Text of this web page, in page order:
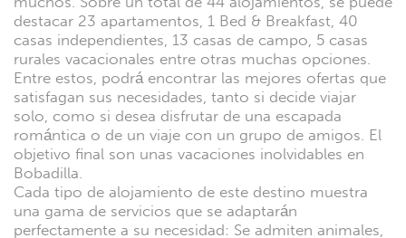
destacar 23 apartamentos, 1 Bed & Breakfast, 40
casas independientes, 13 casas de campo, 5 casas
rurales vacacionales entre otras muchas opciones.
Entre estos, podrá encontrar las mejores ofertas que
satisfagan sus necesidades, tanto si decide viajar
solo, como si desea disfrutar de una escapada
romántica o de un viaje con un grupo de amigos. El
objetivo final son unas vacaciones inolvidables en
Bobadilla.
Cada tipo de alojamiento de este destino muestra
una gama de servicios que se adaptarán
perfectamente a su necesidad: Se admiten animales,